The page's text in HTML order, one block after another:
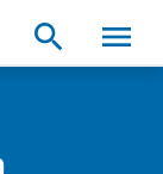
search